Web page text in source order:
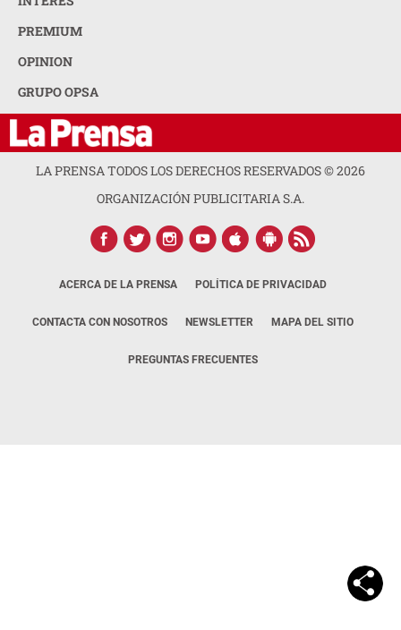
PREMIUM
OPINION
GRUPO OPSA
LA PRENSA TODOS LOS DERECHOS RESERVADOS ©2026
ORGANIZACIÓN PUBLICITARIA S.A.
ACERCA DE LA PRENSA POLÍTICA DE PRIVACIDAD
CONTACTA CON NOSOTROS NEWSLETTER MAPA DEL SITIO
PREGUNTAS FRECUENTES